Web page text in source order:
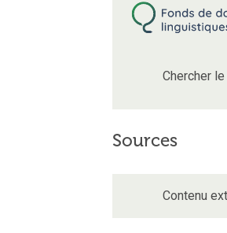
Chercher
Sources
Contenu